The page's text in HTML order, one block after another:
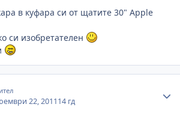
в куфара си от щатите 30" Apple
си изобретателен
22, 201114 гд